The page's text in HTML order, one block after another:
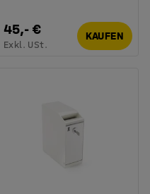
45,- €
Exkl. USt.
KAUFEN